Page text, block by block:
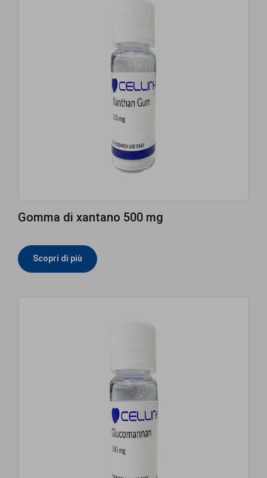
Gomma di xantano 500 mg
Scopri di più